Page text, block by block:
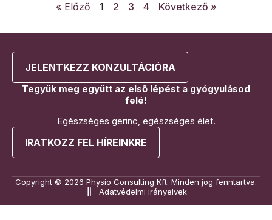
« Előző 1 2 3 4 Következő »
JELENTKEZZ KONZULTÁCIÓRA
Tegyük meg együtt az első lépést a gyógyulásod
felé!
Egészséges gerinc, egészséges élet.
IRATKOZZ FEL HÍREINKRE
Copyright © 2026 Physio Consulting Kft. Minden jog fenntartva.
Adatvédelmi irányelvek